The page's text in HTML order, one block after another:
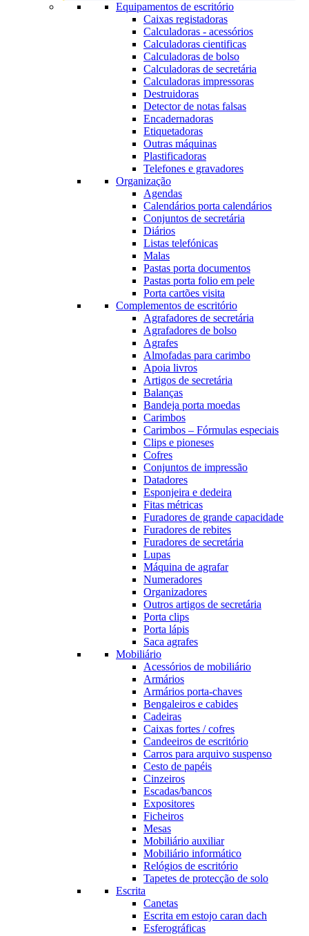
Equipamentos de escritório
Caixas registadoras
Calculadoras - acessórios
Calculadoras cientificas
Calculadoras de bolso
Calculadoras de secretária
Calculadoras impressoras
Destruidoras
Detector de notas falsas
Encadernadoras
Etiquetadoras
Outras máquinas
Plastificadoras
Telefones e gravadores
Organização
Agendas
Calendários porta calendários
Conjuntos de secretária
Diários
Listas telefónicas
Malas
Pastas porta documentos
Pastas porta folio em pele
Porta cartões visita
Complementos de escritório
Agrafadores de secretária
Agrafadores de bolso
Agrafes
Almofadas para carimbo
Apoia livros
Artigos de secretária
Balanças
Bandeja porta moedas
Carimbos
Carimbos – Fórmulas especiais
Clips e pioneses
Cofres
Conjuntos de impressão
Datadores
Esponjeira e dedeira
Fitas métricas
Furadores de grande capacidade
Furadores de rebites
Furadores de secretária
Lupas
Máquina de agrafar
Numeradores
Organizadores
Outros artigos de secretária
Porta clips
Porta lápis
Saca agrafes
Mobiliário
Acessórios de mobiliário
Armários
Armários porta-chaves
Bengaleiros e cabides
Cadeiras
Caixas fortes / cofres
Candeeiros de escritório
Carros para arquivo suspenso
Cesto de papéis
Cinzeiros
Escadas/bancos
Expositores
Ficheiros
Mesas
Mobiliário auxiliar
Mobiliário informático
Relógios de escritório
Tapetes de protecção de solo
Escrita
Canetas
Escrita em estojo caran dach
Esferográficas